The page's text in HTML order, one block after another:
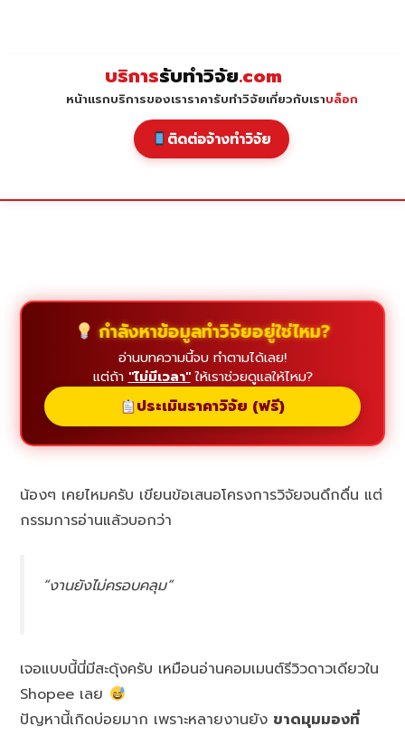
บริการรับทำวิจัย.com
หน้าแรกบริการของเราราคารับทำวิจัยเกี่ยวกับเราบล็อก
ติดต่อจ้างทำวิจัย
กำลังหาข้อมูลทำวิจัยอยู่ใช่ไหม?
อ่านบทความนี้จบ ทำตามได้เลย!
แต่ถ้า "ไม่มีเวลา"ให้เราช่วยดูแลให้ไหม?
ประเมินราคาวิจัย (ฟรี)
น้องๆ เคยไหมครับ เขียนข้อเสนอโครงการวิจัยจนดึกดื่น แต่
กรรมการอ่านแล้วบอกว่า
“งานยังไม่ครอบคลุม”
เจอแบบนี้นี่มีสะดุ้งครับ เหมือนอ่านคอมเมนต์รีวิวดาวเดียวใน
Shopee เลย
ปัญหานี้เกิดบ่อยมาก เพราะหลายงานยัง ขาดมุมมองที่